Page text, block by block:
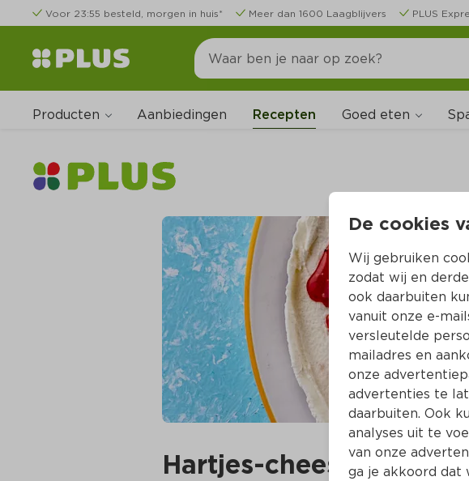
Voor 23:55 besteld, morgen in huis* Meer dan 1600 Laagblijvers PLUS
Producten Aanbiedingen Recepten Goed eten
Hartjes-cheesecake
De cookies
Wij gebruiken
zodat wij en
ook daarbuiten
vanuit onze e-
versleutelde
mailadres en
onze
advertenties te
daarbuiten. Ook
analyses uit te
van onze
ga je akkoord dat